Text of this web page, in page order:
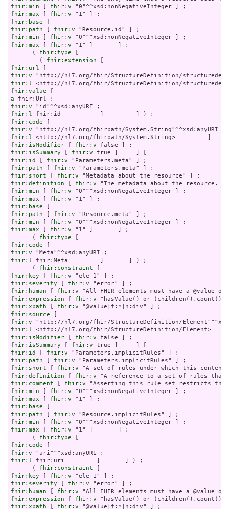
fhir:min [ fhir:v
fhir:max [ fhir:v
fhir:base
fhir:path [ fhir:v
fhir:min [ fhir:v
fhir:max [ fhir:v "1" ]       ] ;
      (
fhir:type [
        (
fhir:extension
fhir:url
fhir:v
fhir:l
fhir:value
a
fhir:v
fhir:l
fhir:code
fhir:v
fhir:l
fhir:isModifier [ fhir:v
fhir:isSummary [ fhir:v
fhir:id
[ fhir:v
fhir:path [ fhir:v
fhir:short [ fhir:v
fhir:definition [ fhir:v
fhir:min [ fhir:v
fhir:max [ fhir:v
fhir:base
fhir:path [ fhir:v
fhir:min [ fhir:v
fhir:max [ fhir:v "1" ]       ] ;
      (
fhir:type
fhir:code
fhir:v
fhir:l fhir:Meta         ]       ] ) ;
      (
fhir:constraint
fhir:key [ fhir:v
fhir:severity [ fhir:v
fhir:human [ fhir:v
fhir:expression [ fhir:v
fhir:xpath [ fhir:v
fhir:source
fhir:v
fhir:l
fhir:isModifier [ fhir:v
fhir:isSummary [ fhir:v
fhir:id
[ fhir:v
fhir:path [ fhir:v
fhir:short [ fhir:v
fhir:definition [ fhir:v
fhir:comment [ fhir:v
fhir:min [ fhir:v
fhir:max [ fhir:v
fhir:base
fhir:path [ fhir:v
fhir:min [ fhir:v
fhir:max [ fhir:v "1" ]       ] ;
      (
fhir:type
fhir:code
fhir:v
fhir:l fhir:uri         ]       ] ) ;
      (
fhir:constraint
fhir:key [ fhir:v
fhir:severity [ fhir:v
fhir:human [ fhir:v
fhir:expression [ fhir:v
fhir:xpath [ fhir:v